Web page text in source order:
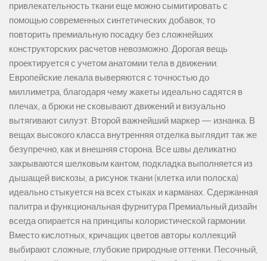
привлекательность ткани еще можно сымитировать с
помощью современных синтетических добавок, то
повторить премиальную посадку без сложнейших
конструкторских расчетов невозможно. Дорогая вещь
проектируется с учетом анатомии тела в движении.
Европейские лекала выверяются с точностью до
миллиметра, благодаря чему жакеты идеально садятся в
плечах, а брюки не сковывают движений и визуально
вытягивают силуэт. Второй важнейший маркер — изнанка. В
вещах высокого класса внутренняя отделка выглядит так же
безупречно, как и внешняя сторона. Все швы деликатно
закрываются шелковым кантом, подкладка выполняется из
дышащей вискозы, а рисунок ткани (клетка или полоска)
идеально стыкуется на всех стыках и карманах. Сдержанная
палитра и функциональная фурнитура Премиальный дизайн
всегда опирается на принципы колористической гармонии.
Вместо кислотных, кричащих цветов авторы коллекций
выбирают сложные, глубокие природные оттенки. Песочный,